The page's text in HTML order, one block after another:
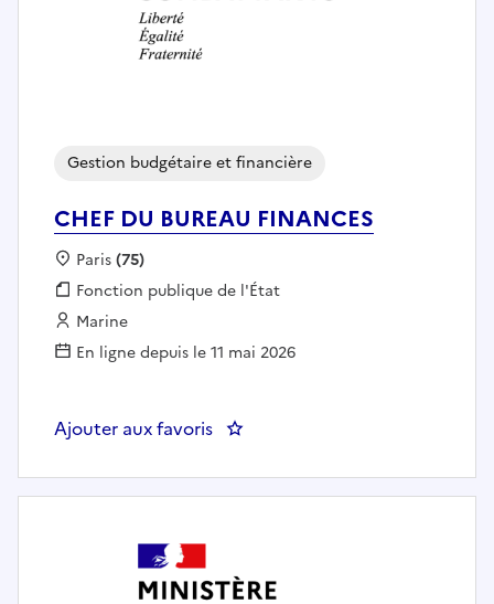
CHEF DU BUREAU FINANCES
Gestion budgétaire et financière
Localisation :
Paris(75)
Fonction publique :
Fonction publique de l'État
Employeur :
Marine
En ligne depuis le 11 mai 2026
Ajouter aux favoris : CHEF DU BUREAU FINANCES